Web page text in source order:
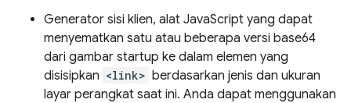
Generator sisi klien, alat JavaScript yang dapat
menyematkan satu atau beberapa versi base64
dari gambar startup ke dalam elemen yang
disisipkan <link> berdasarkan jenis dan ukuran
layar perangkat saat ini. Anda dapat menggunakan